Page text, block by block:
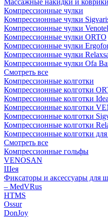
Массажные накидки и коврики
Компрессионные чулки
Компрессионные чулки
Компрессионные чулки
Компрессионные чулки ORTO
Компрессионные чулки
Компрессионные чулки
Компрессионные
Смотреть все
Компрессионные колготки
Компрессионные колготки
Компрессионные колготки
Компрессионные колготки
Компрессионные колготки
Компрессионные колготки
Компрессионные колготки
Смотреть все
Компрессионные гольфы
VENOSAN
Шея
Фиксаторы и аксессуары для
– MedVRus
HTMS
Ossur
DonJoy